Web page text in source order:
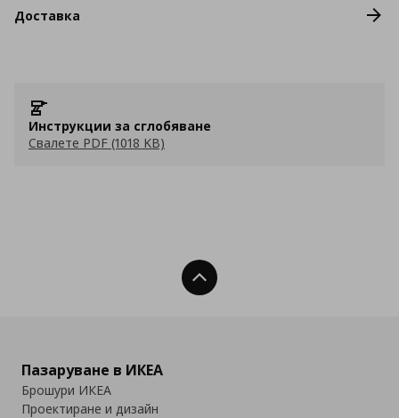
Доставка
Инструкции за сглобяване
Свалете PDF (1018 KB)
Нагоре
Пазаруване в ИКЕА
Брошури ИКЕА
Проектиране и дизайн